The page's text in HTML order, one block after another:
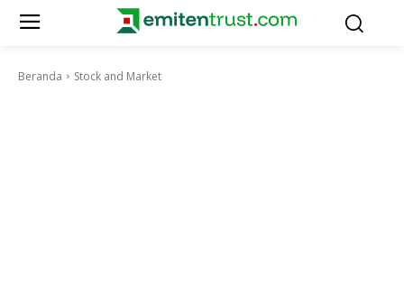
Beranda Stock and Market